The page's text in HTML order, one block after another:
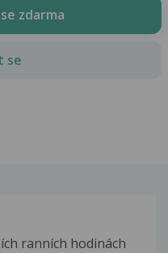
zdarma
se
ranních hodinách